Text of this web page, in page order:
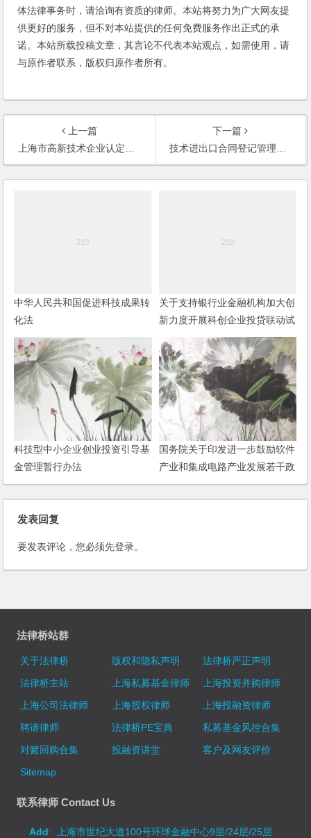
体法律事务时，请洽询有资质的律师。本站将努力为广大网友提
供更好的服务，但不对本站提供的任何免费服务作出正式的承
诺。本站所载投稿文章，其言论不代表本站观点，如需使用，请
与原作者联系，版权归原作者所有。
上一篇
上海市高新技术企业认定管理实施办法
下一篇
技术进出口合同登记管理办法(2008修订)
中华人民共和国促进科技成果转
化法
关于支持银行业金融机构加大创
新力度开展科创企业投贷联动试
点的指导意见
科技型中小企业创业投资引导基
金管理暂行办法
国务院关于印发进一步鼓励软件
产业和集成电路产业发展若干政
策的通知
发表回复
要发表评论，您必须先登录。
法律桥站群
关于法律桥 版权和隐私声明
法律桥严正声明
法律桥主站
上海私募基金律师
上海投资并购律师
上海公司法律师
上海股权律师
上海投融资律师
聘请律师
法律桥PE宝典
私募基金风控合集
对赌回购合集
投融资讲堂
客户及网友评价
Sitemap
联系律师 Contact Us
Add: 上海市世纪大道100号环球金融中心9层/24层/25层